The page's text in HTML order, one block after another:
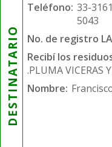
DESTINATARIO
Teléfono: 33-
5043
No. de registro
Recibí los
.PLUMA VICERAS
Nombre: